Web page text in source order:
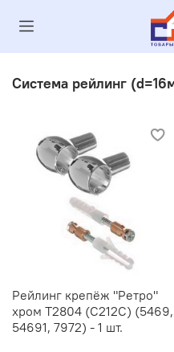
Система рейлинг
Рейлинг крепёж "Ретро"
хром Т2804 (С212C) (5469,
54691, 7972) - 1 шт.